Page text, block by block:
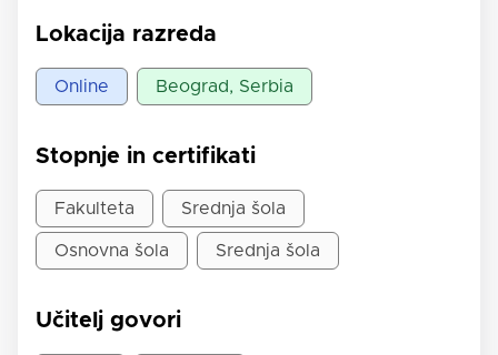
Lokacija razreda
Online Beograd, Serbia
Stopnje in certifikati
Fakulteta Srednja šola
Osnovna šola Srednja šola
Učitelj govori